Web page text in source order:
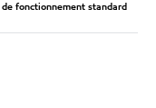
fonctionnement standard